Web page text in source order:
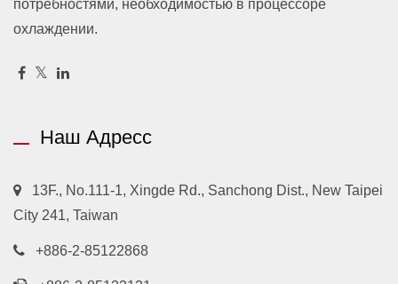
потребностями, необходимостью в процессоре
охлаждении.
Наш Адресс
13F., No.111-1, Xingde Rd., Sanchong Dist., New Taipei
City 241, Taiwan
+886-2-85122868